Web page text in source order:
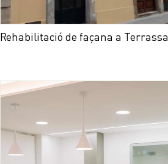
Rehabilitació de façana a Terrassa